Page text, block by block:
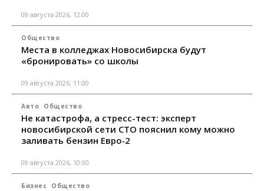
09 августа 2026, 12:00
Общество
Места в колледжах Новосибирска будут
«бронировать» со школы
09 августа 2026, 11:00
Авто Общество
Не катастрофа, а стресс-тест: эксперт
новосибирской сети СТО пояснил кому можно
заливать бензин Евро‑2
09 августа 2026, 10:00
Бизнес Общество